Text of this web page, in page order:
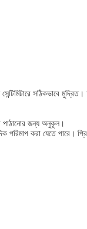
সঠিকভাবে মুদ্রিত।
পাঠানোর জন্য অনুকূল।
পরিমাপ করা যেতে পারে।